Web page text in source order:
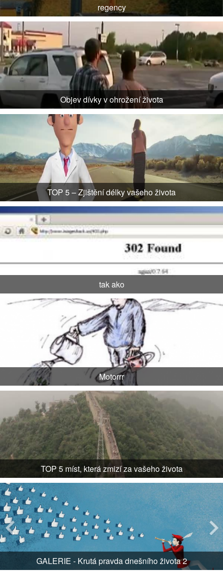
regency
Objev dívky v ohrožení života
TOP 5 – Zjištění délky vašeho života
tak ako
Motorrr
TOP 5 míst, která zmizí za vašeho života
GALERIE - Krutá pravda dnešního života 2